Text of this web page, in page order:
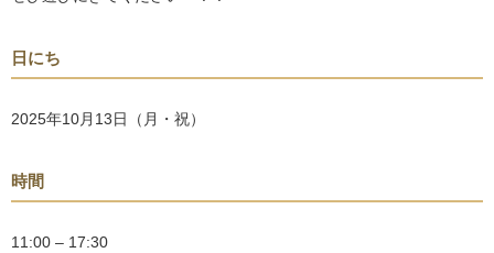
日にち
2025年10月13日（月・祝）
時間
11:00 – 17:30